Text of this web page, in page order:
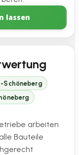
lassen
Schöneberg
arbeiten
Bauteile